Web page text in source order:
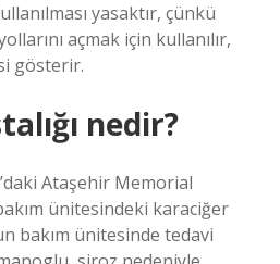
yasaktır, çünkü
açmak için kullanılır,
gösterir.
nedir?
Ataşehir Memorial
ünitesindeki karaciğer
bakım ünitesinde tedavi